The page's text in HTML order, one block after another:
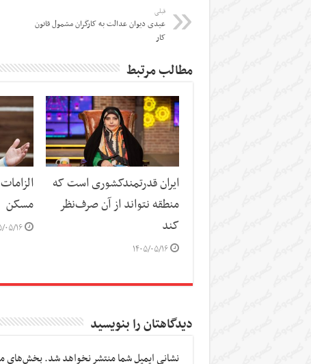
قبلی
عیدی دیوان عدالت به کارگران مشمول قانون
کار
مطالب مرتبط
ایران قدرتمندکشوری است که
منطقه نتواند از آن صرف‌نظر
کند
۱۴۰۵/۰۵/۱۶
مسکن
۱۴۰۵/
دیدگاهتان را بنویسید
نشانی ایمیل شما منتشر نخواهد شد.بخش‌های